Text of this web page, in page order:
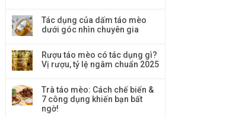
Tác dụng của dấm táo mèo
dưới góc nhìn chuyên gia
Rượu táo mèo có tác dụng gì?
Vị rượu, tỷ lệ ngâm chuẩn 2025
Trà táo mèo: Cách chế biến &
7 công dụng khiến bạn bất
ngờ!